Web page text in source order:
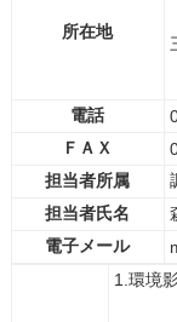
所在地
電話
ＦＡＸ
担当者所属
担当者氏名
電子メール
1.環境